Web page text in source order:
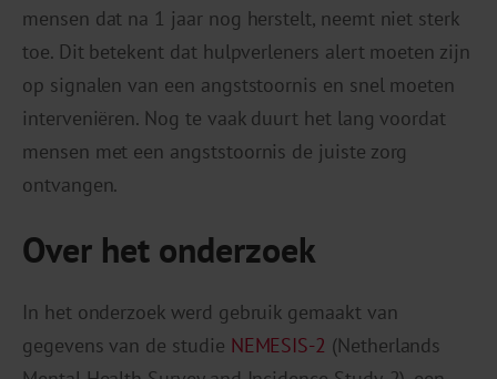
mensen dat na 1 jaar nog herstelt, neemt niet sterk
toe. Dit betekent dat hulpverleners alert moeten zijn
op signalen van een angststoornis en snel moeten
interveniëren. Nog te vaak duurt het lang voordat
mensen met een angststoornis de juiste zorg
ontvangen.
Over het onderzoek
In het onderzoek werd gebruik gemaakt van
gegevens van de studie NEMESIS-2 (Netherlands